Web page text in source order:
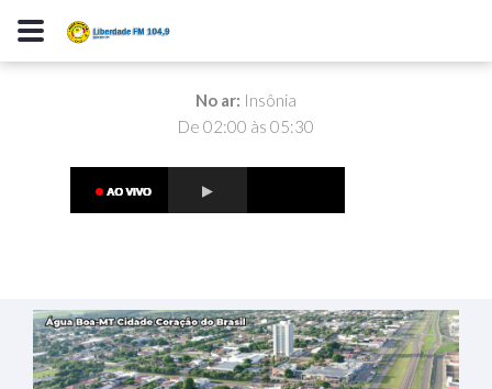
No ar: Insônia
De 02:00 às 05:30